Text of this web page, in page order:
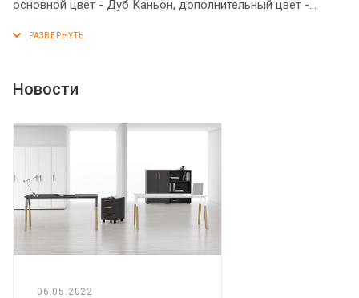
основной цвет - Дуб Каньон, дополнительный цвет -
фрезерованными краями. Двустворчатый шкаф оснащен 3
дверцами в алюминевой раме. На дверцах установлены
высоте опоры обеспечат шкафу устойчивость на неровном
полу.
Новости
06.05.2022